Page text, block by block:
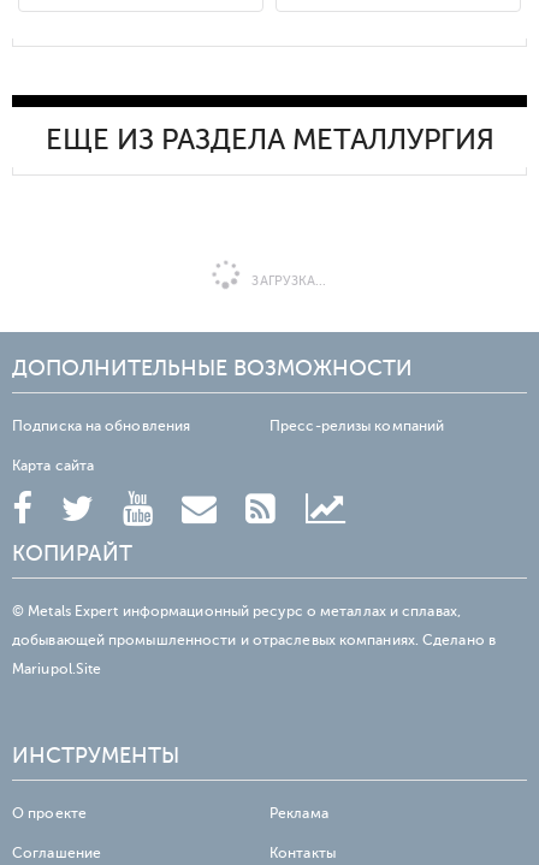
ЕЩЕ ИЗ РАЗДЕЛА МЕТАЛЛУРГИЯ
ЗАГРУЗКА...
ДОПОЛНИТЕЛЬНЫЕ ВОЗМОЖНОСТИ
Подписка на обновления Пресс-релизы компаний
Карта сайта
КОПИРАЙТ
© Metals Expert информационный ресурс о металлах и сплавах,
добывающей промышленности и отраслевых компаниях. Сделано в
Mariupol.Site
ИНСТРУМЕНТЫ
О проекте Реклама
Соглашение Контакты